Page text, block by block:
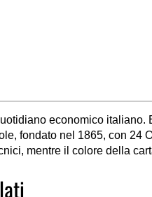
economico
fondato nel 1865, con 24
mentre il colore della